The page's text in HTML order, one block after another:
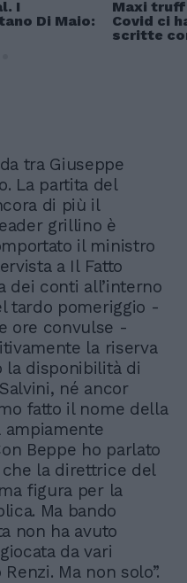
I
Di Maio:
Maxi
Covid ci
scritte
tra Giuseppe
La partita del
di più il
grillino è
il ministro
a Il Fatto
dei conti all’interno
tardo pomeriggio -
ore convulse -
la riserva
la disponibilità di
né ancor
fatto il nome della
ampiamente
Beppe ho parlato
la direttrice del
figura per la
Ma bando
non ha avuto
da vari
Ma non solo”.